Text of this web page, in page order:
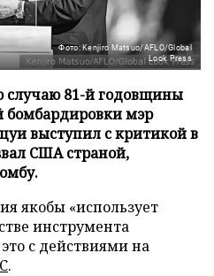
Фото: Kenjiro Matsuo/AFLO/Global
Look Press
случаю 81-й годовщины
бомбардировки мэр
выступил с критикой в
США страной,
якобы «использует
инструмента
с действиями на
.